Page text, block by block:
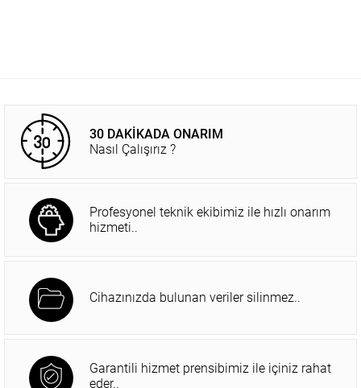
30 DAKİKADA ONARIM
Nasıl Çalışırız ?
Profesyonel teknik ekibimiz ile hızlı onarım
hizmeti..
Cihazınızda bulunan veriler silinmez..
Garantili hizmet prensibimiz ile içiniz rahat
eder..